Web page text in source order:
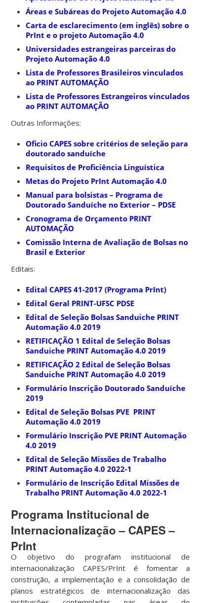
Áreas e Subáreas do Projeto Automação 4.0
Carta de esclarecimento (em inglês) sobre o
PrInt e o projeto Automação 4.0
Universidades estrangeiras parceiras do
Projeto Automação 4.0
Lista de Professores Brasileiros vinculados
ao PRINT AUTOMAÇÃO
Lista de Professores Estrangeiros vinculados
ao PRINT AUTOMAÇÃO
Outras Informações:
Oficio CAPES sobre critérios de seleção para
doutorado sanduíche
Requisitos de Proficiência Linguística
Metas do Projeto PrInt Automação 4.0
Manual para bolsistas – Programa de
Doutorado Sanduíche no Exterior – PDSE
Cronograma de Orçamento PRINT
AUTOMAÇÃO
Comissão Interna de Avaliação de Bolsas no
Brasil e Exterior
Editais:
Edital CAPES 41-2017 (Programa PrInt)
Edital Geral PRINT-UFSC PDSE
Edital de Seleção Bolsas Sanduiche PRINT
Automação 4.0 2019
RETIFICAÇÃO 1 Edital de Seleção Bolsas
Sanduiche PRINT Automação 4.0 2019
RETIFICAÇÃO 2 Edital de Seleção Bolsas
Sanduiche PRINT Automação 4.0 2019
Formulário Inscrição Doutorado Sanduíche
2019
Edital de Seleção Bolsas PVE PRINT
Automação 4.0 2019
Formulário Inscrição PVE PRINT Automação
4.0 2019
Edital de Seleção Missões de Trabalho
PRINT Automação 4.0 2022-1
Formulário de Inscrição Edital Missões de
Trabalho PRINT Automação 4.0 2022-1
Programa Institucional de
Internacionalização – CAPES –
PrInt
O objetivo do prografam institucional de
internacionalização CAPES/PrInt é fomentar a
construção, a implementação e a consolidação de
planos estratégicos de internacionalização das